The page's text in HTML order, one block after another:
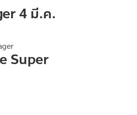
4 มี.ค.
Super